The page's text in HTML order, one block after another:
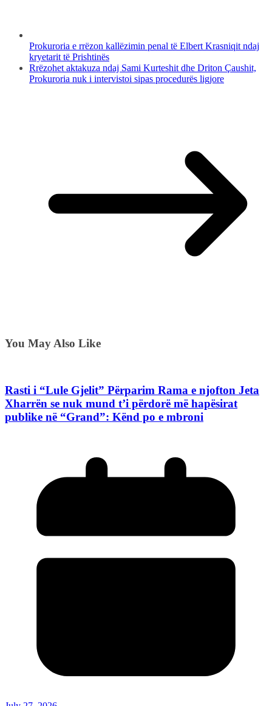
Prokuroria e rrëzon kallëzimin penal të Elbert Krasniqit ndaj
kryetarit të Prishtinës
Rrëzohet aktakuza ndaj Sami Kurteshit dhe Driton Çaushit,
Prokuroria nuk i intervistoi sipas procedurës ligjore
You May Also Like
Rasti i “Lule Gjelit” Përparim Rama e njofton Jeta
Xharrën se nuk mund t’i përdorë më hapësirat
publike në “Grand”: Kënd po e mbroni